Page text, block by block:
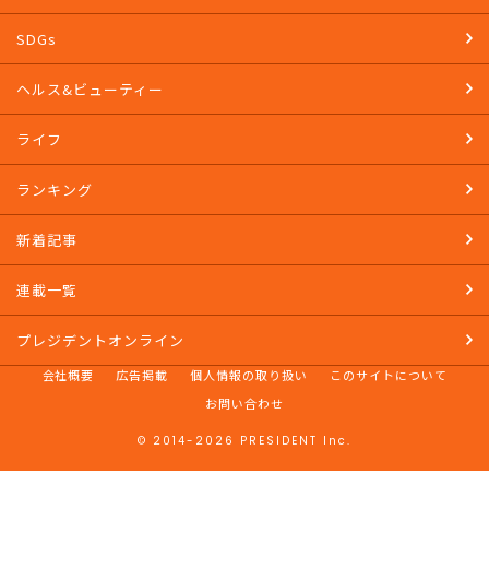
SDGs
ヘルス&ビューティー
ライフ
ランキング
新着記事
連載一覧
プレジデントオンライン
会社概要 広告掲載 個人情報の取り扱い
このサイトについて
お問い合わせ
© 2014-2026 PRESIDENT Inc.